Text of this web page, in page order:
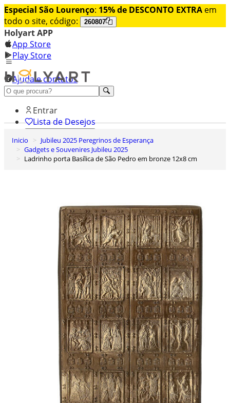
Especial São Lourenço: 15% de DESCONTO EXTRA em
todo o site, código:
260807
Holyart APP
App Store
Play Store
Ajuda e contatos
Conheça premium
Entrar
Lista de Desejos
0
Carrinho de Compras
Inicio
Jubileu 2025 Peregrinos de Esperança
Gadgets e Souvenires Jubileu 2025
Ladrinho porta Basílica de São Pedro em bronze 12x8 cm